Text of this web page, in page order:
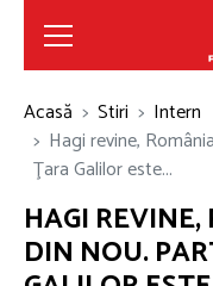
Acasă Stiri
Intern
Hagi revine,
Ţara Galilor este...
HAGI
DIN NOU.